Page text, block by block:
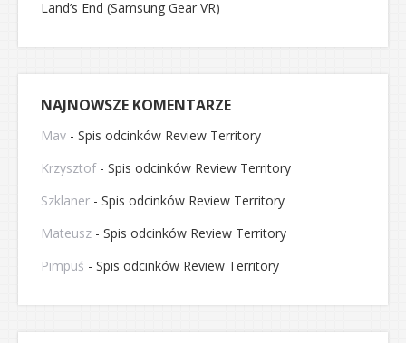
Land’s End (Samsung Gear VR)
NAJNOWSZE KOMENTARZE
Mav - Spis odcinków Review Territory
Krzysztof- Spis odcinków Review Territory
Szklaner - Spis odcinków Review Territory
Mateusz - Spis odcinków Review Territory
Pimpuś - Spis odcinków Review Territory